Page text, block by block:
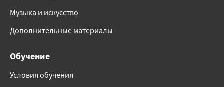
Музыка и искусство
Дополнительные материалы
Обучение
Условия обучения